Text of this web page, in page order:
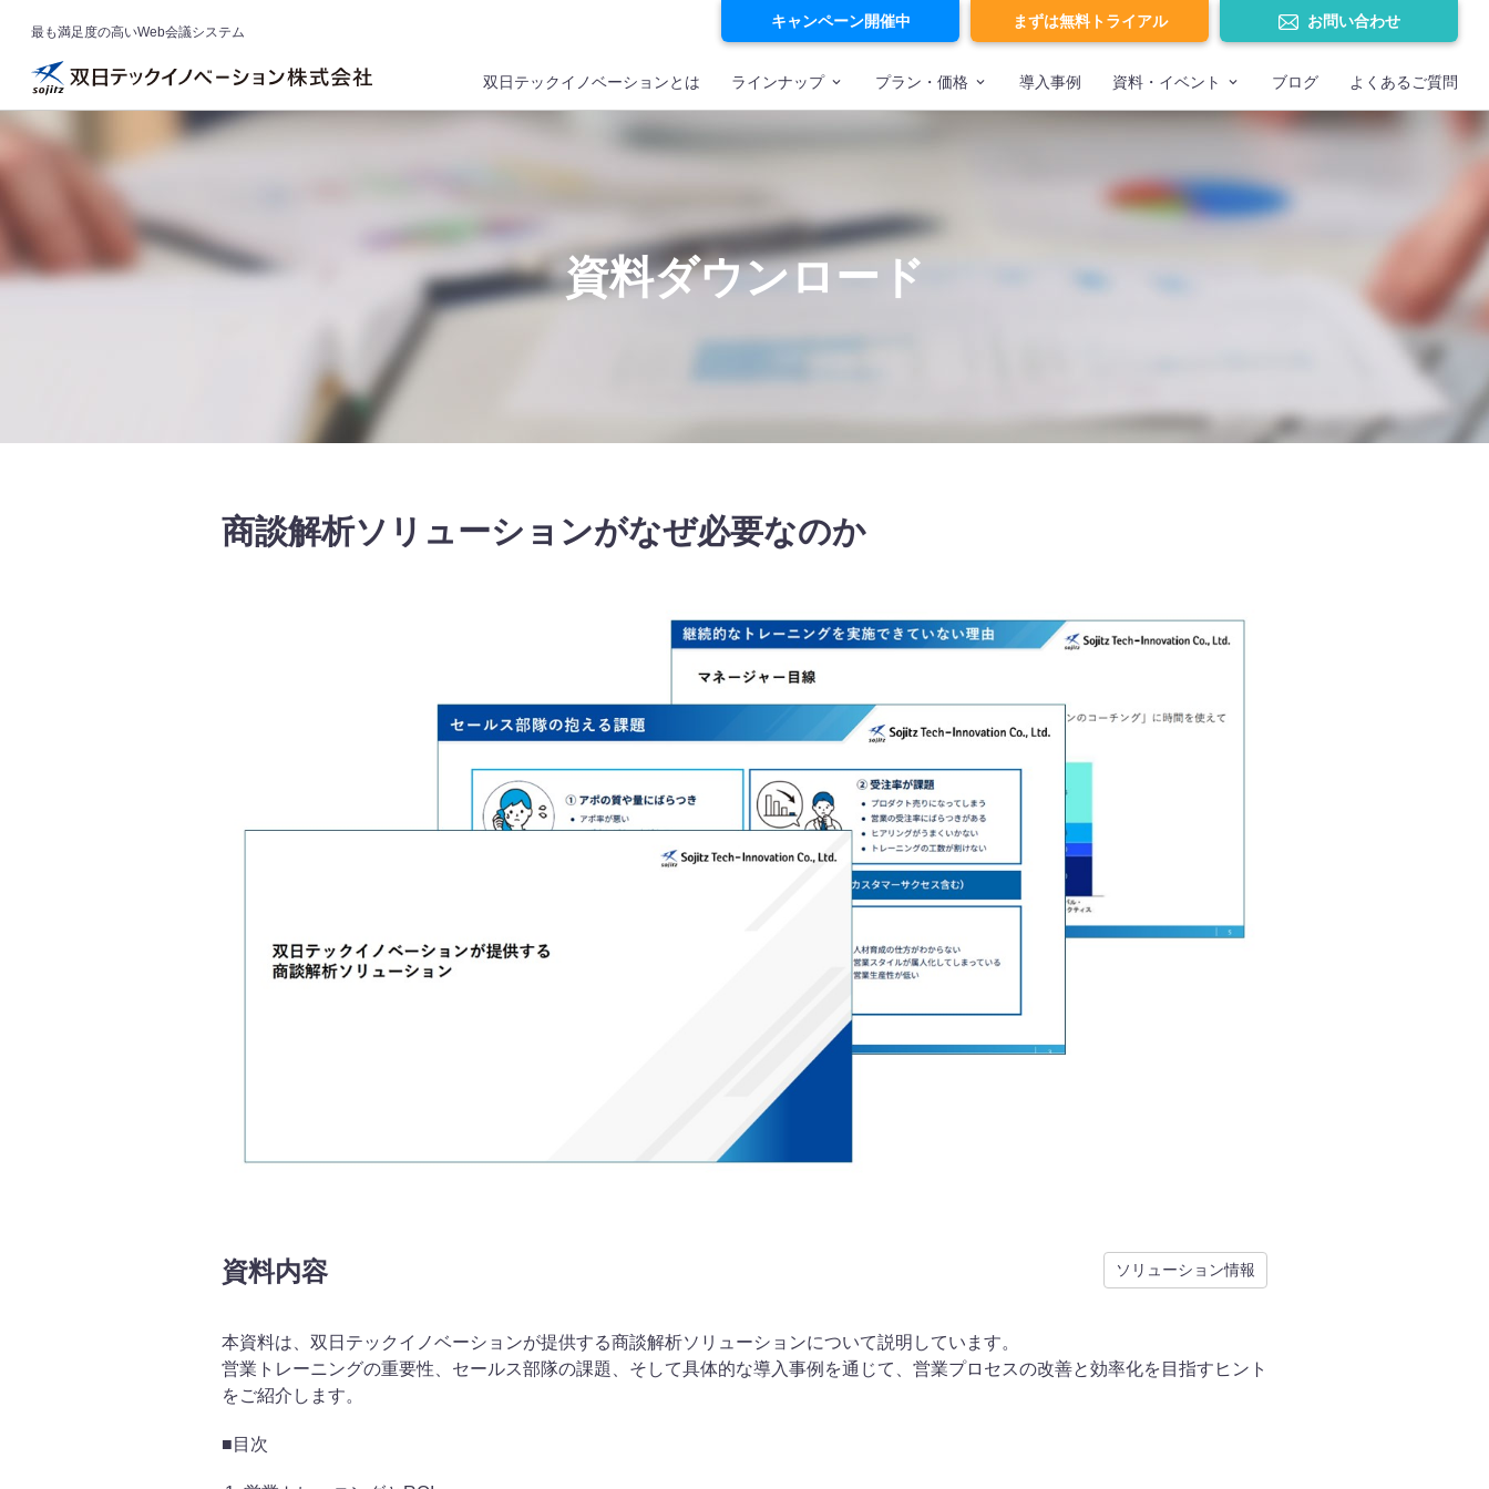
最も満足度の高いWeb会議システム
キャンペーン開催中 まずは無料トライアル お問い合わせ
双日テックイノベーションとは ラインナップ プラン・価格 導入事例 資料・イベント ブログ よくあるご質問
資料ダウンロード
商談解析ソリューションがなぜ必要なのか
資料内容 ソリューション情報
本資料は、双日テックイノベーションが提供する商談解析ソリューションについて説明しています。
営業トレーニングの重要性、セールス部隊の課題、そして具体的な導入事例を通じて、営業プロセスの改善と効率化を目指すヒント
をご紹介します。
■目次